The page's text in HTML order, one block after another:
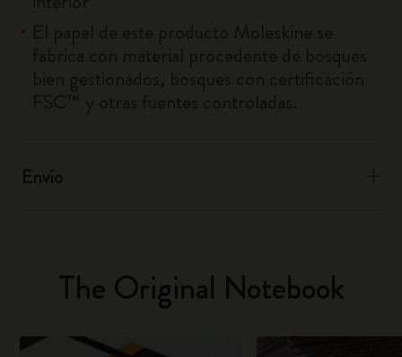
Envío
The Original Notebook